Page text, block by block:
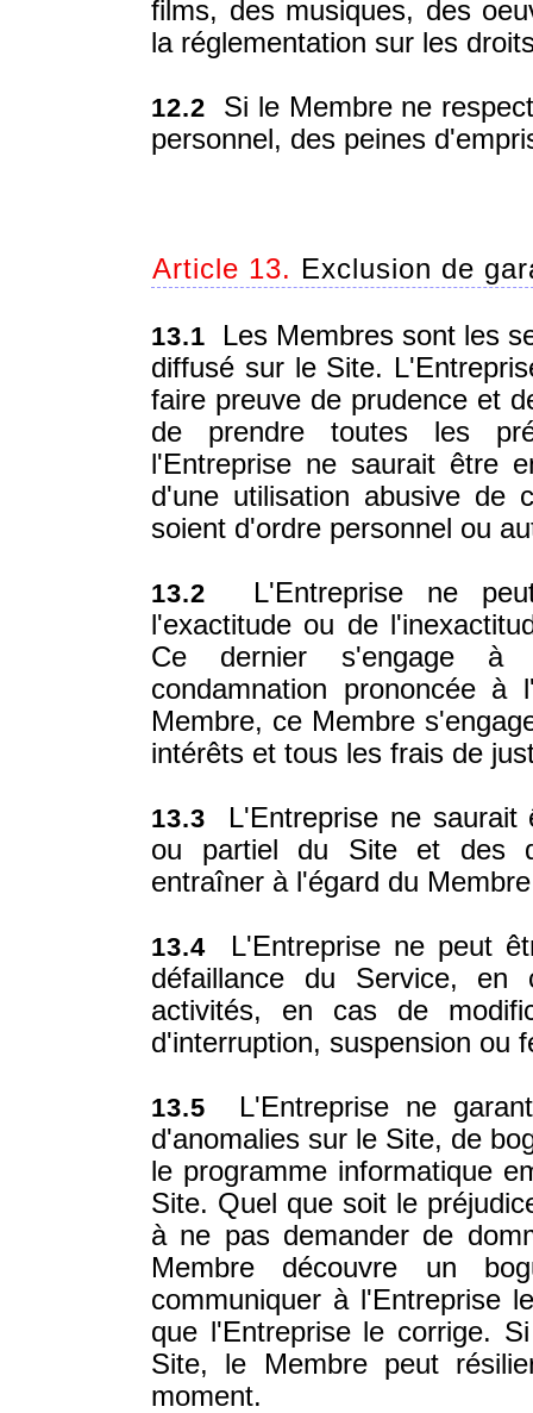
films, des musiques, des
la réglementation sur les
12.2 Si le Membre ne
personnel, des peines
Article 13. Exclusion de
13.1 Les Membres sont les
diffusé sur le Site.
faire preuve de prudence et
de prendre toutes les
l'Entreprise ne saurait être
d'une utilisation abusive de
soient d'ordre personnel ou
13.2 L'Entreprise ne
l'exactitude ou de
Ce dernier s'engage à
condamnation prononcée
Membre, ce Membre
intérêts et tous les frais de
13.3 L'Entreprise ne saurait
ou partiel du Site et des
entraîner à l'égard du
13.4 L'Entreprise ne peut
défaillance du Service,
activités, en cas de
d'interruption, suspension ou
13.5 L'Entreprise ne
d'anomalies sur le Site, de
le programme informatique
Site. Quel que soit le
à ne pas demander de
Membre découvre un
communiquer à l'Entreprise
que l'Entreprise le corrige.
Site, le Membre peut
moment.